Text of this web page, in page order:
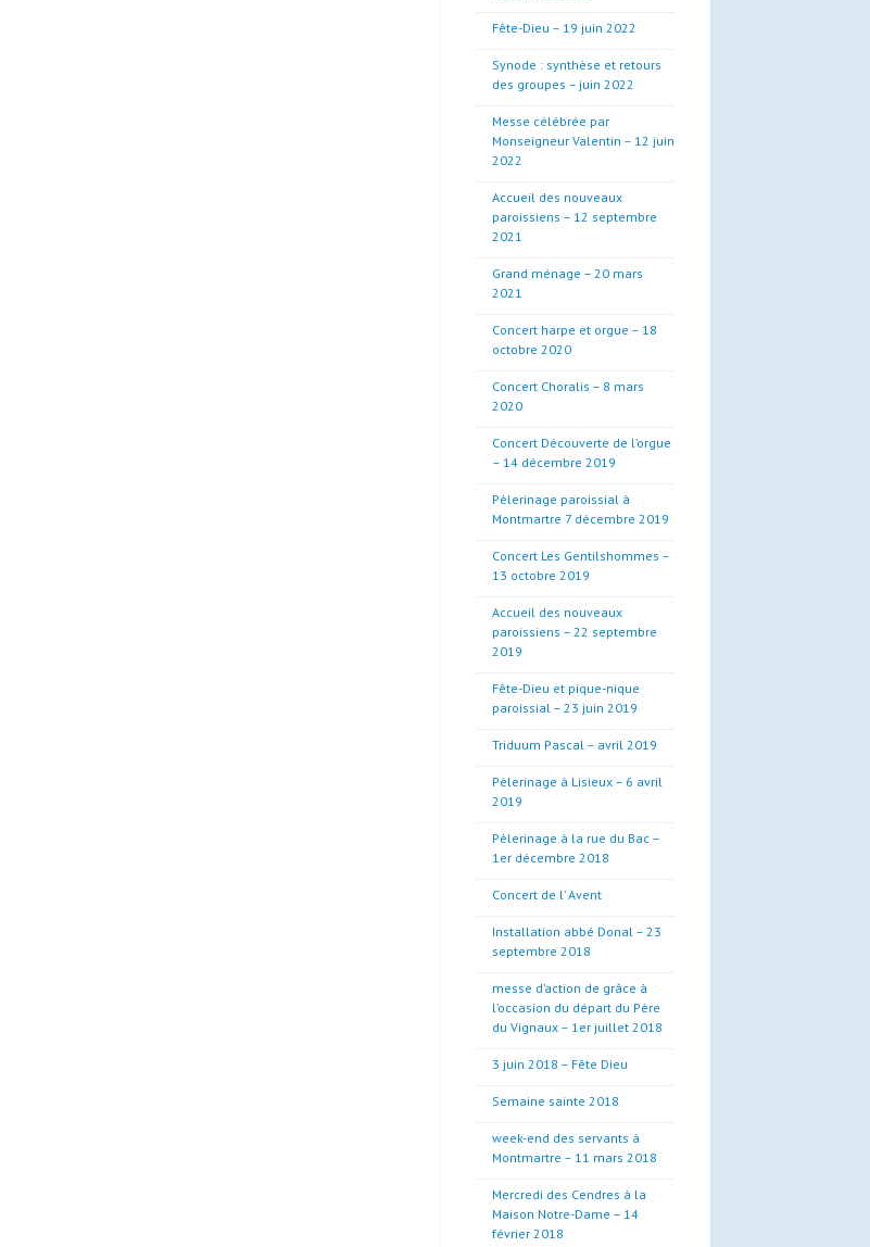
Fête-Dieu – 19 juin 2022
Synode : synthèse et retours
des groupes – juin 2022
Messe célébrée par
Monseigneur Valentin – 12 juin
2022
Accueil des nouveaux
paroissiens – 12 septembre
2021
Grand ménage – 20 mars
2021
Concert harpe et orgue – 18
octobre 2020
Concert Choralis – 8 mars
2020
Concert Découverte de l’orgue
– 14 décembre 2019
Pèlerinage paroissial à
Montmartre 7 décembre 2019
Concert Les Gentilshommes –
13 octobre 2019
Accueil des nouveaux
paroissiens – 22 septembre
2019
Fête-Dieu et pique-nique
paroissial – 23 juin 2019
Triduum Pascal – avril 2019
Pèlerinage à Lisieux – 6 avril
2019
Pèlerinage à la rue du Bac –
1er décembre 2018
Concert de l’ Avent
Installation abbé Donal – 23
septembre 2018
messe d’action de grâce à
l’occasion du départ du Père
du Vignaux – 1er juillet 2018
3 juin 2018 – Fête Dieu
Semaine sainte 2018
week-end des servants à
Montmartre – 11 mars 2018
Mercredi des Cendres à la
Maison Notre-Dame – 14
février 2018